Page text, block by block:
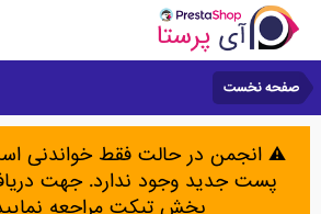
صفحه نخست
⚠️ انجمن در حالت فقط خواندنی
پست جدید وجود ندارد. جهت
بخش تیکت مراجعه